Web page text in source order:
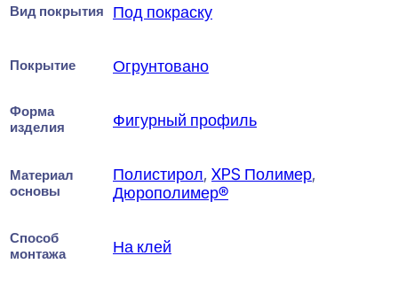
Вид покрытия Под покраску
Покрытие Огрунтовано
Форма
изделия
Фигурный профиль
Материал
основы
Полистирол, XPS Полимер,
Дюрополимер®
Способ
монтажа
На клей